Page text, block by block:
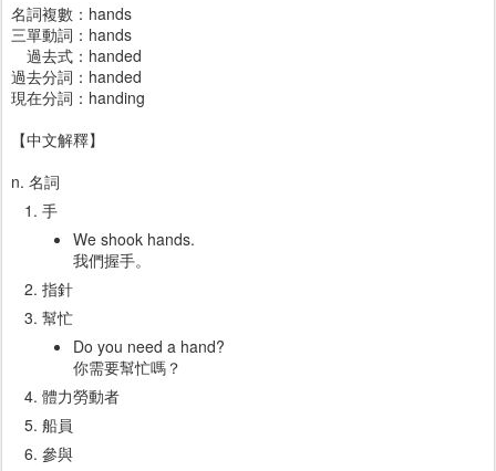
名詞複數：hands
三單動詞：hands
過去式：handed
過去分詞：handed
現在分詞：handing
【中文解釋】
n. 名詞
手
We shook hands.
我們握手。
指針
幫忙
Do you need a hand?
你需要幫忙嗎？
體力勞動者
船員
參與